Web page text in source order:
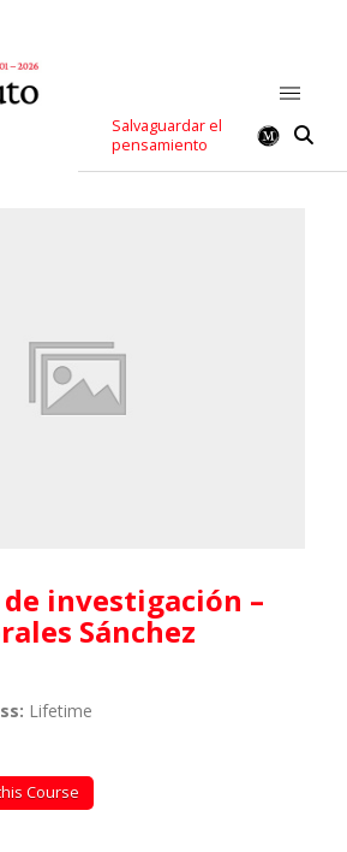
Salvaguardar el
pensamiento
Sánchez
Lifetime
Course